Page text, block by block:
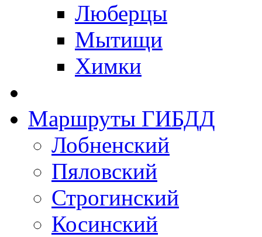
Люберцы
Мытищи
Химки
Маршруты ГИБДД
Лобненский
Пяловский
Строгинский
Косинский